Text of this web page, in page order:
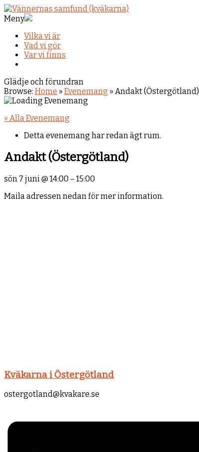
Meny
Vilka vi är
Vad vi gör
Var vi finns
Glädje och förundran
Browse: Home » Evenemang » Andakt (Östergötland)
« Alla Evenemang
Detta evenemang har redan ägt rum.
Andakt (Östergötland)
sön 7 juni@ 14:00 – 15:00
Maila adressen nedan för mer information.
Kväkarna i Östergötland
ostergotland@kvakare.se